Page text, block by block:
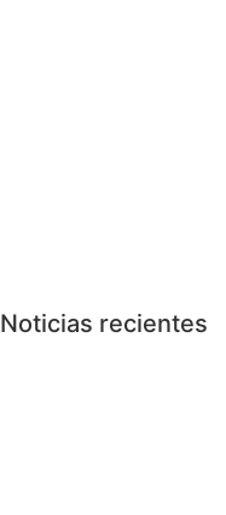
Noticias recientes